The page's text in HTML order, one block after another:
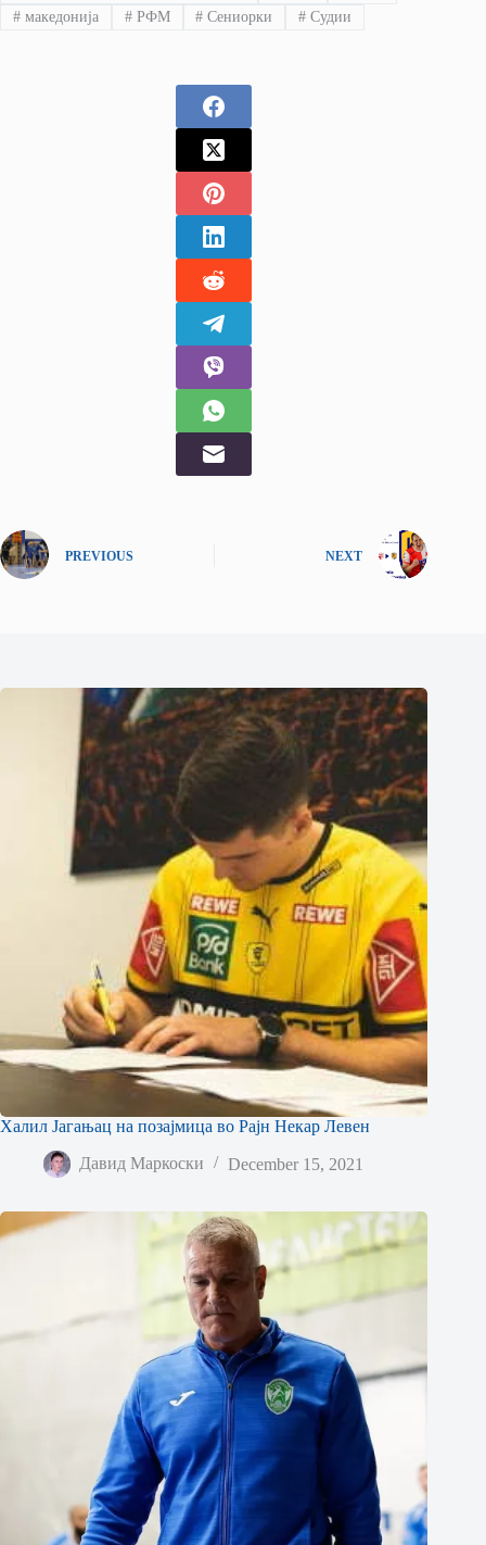
#македонија #РФМ # Сениорки # Судии
PREVIOUS NEXT
Халил Јагањац на позајмица во Рајн Некар Левен
Давид Маркоски December 15, 2021